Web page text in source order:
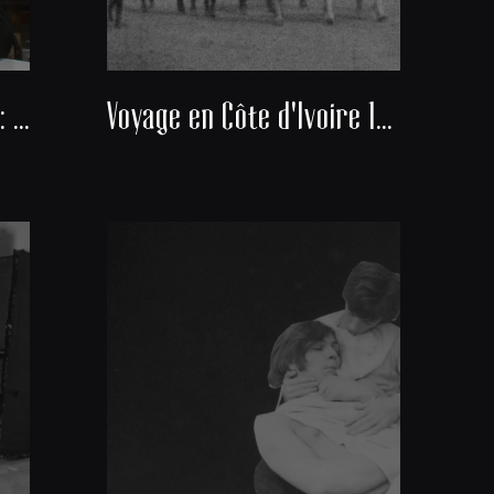
Docteur Alexis Banayan : Président du consistoire de la communauté juive de Bordeaux Voyage en Côte d'Ivoire 1951